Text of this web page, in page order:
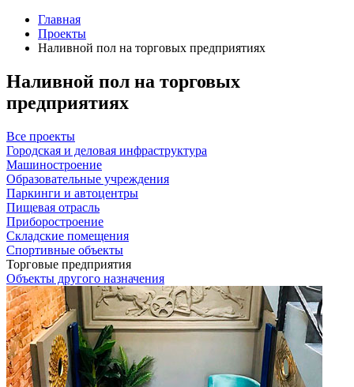
Главная
Проекты
Наливной пол на торговых предприятиях
Наливной пол на торговых
предприятиях
Все проекты
Городская и деловая инфраструктура
Машиностроение
Образовательные учреждения
Паркинги и автоцентры
Пищевая отрасль
Приборостроение
Складские помещения
Спортивные объекты
Торговые предприятия
Объекты другого назначения